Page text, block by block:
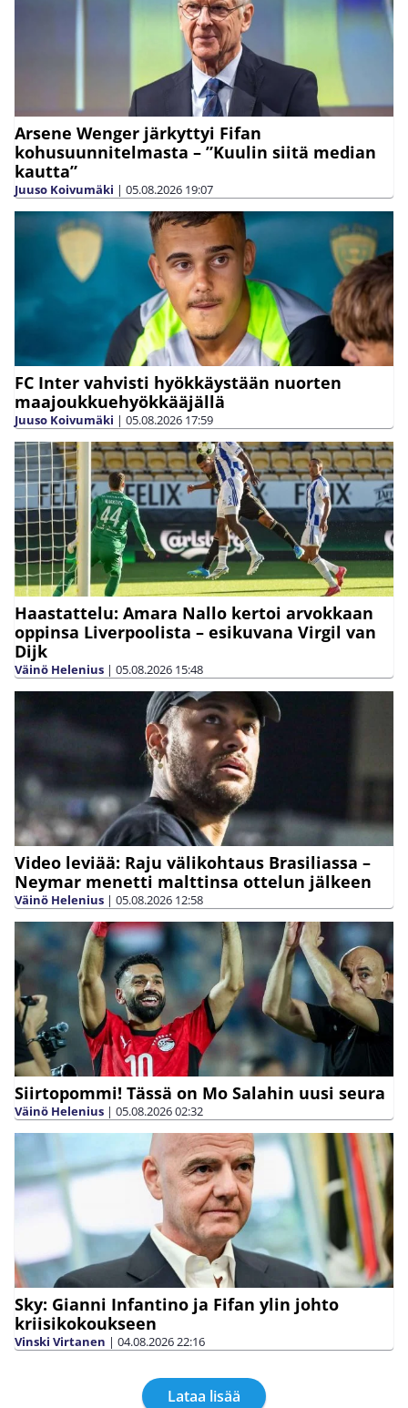
Arsene Wenger järkyttyi Fifan
kohusuunnitelmasta – ”Kuulin siitä median
kautta”
Juuso Koivumäki | 05.08.2026 19:07
FC Inter vahvisti hyökkäystään nuorten
maajoukkuehyökkääjällä
Juuso Koivumäki | 05.08.2026 17:59
Haastattelu: Amara Nallo kertoi arvokkaan
oppinsa Liverpoolista – esikuvana Virgil van
Dijk
Väinö Helenius | 05.08.2026 15:48
Video leviää: Raju välikohtaus Brasiliassa –
Neymar menetti malttinsa ottelun jälkeen
Väinö Helenius | 05.08.2026 12:58
Siirtopommi! Tässä on Mo Salahin uusi seura
Väinö Helenius | 05.08.202602:32
Sky: Gianni Infantino ja Fifan ylin johto
kriisikokoukseen
Vinski Virtanen | 04.08.202622:16
Lataa lisää